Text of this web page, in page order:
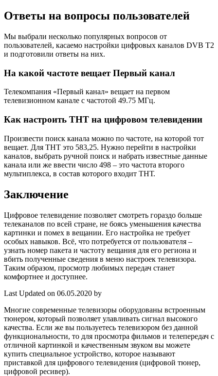
Ответы на вопросы пользователей
Мы выбрали несколько популярных вопросов от
пользователей, касаемо настройки цифровых каналов DVB T2
и подготовили ответы на них.
На какой частоте вещает Первый канал
Телекомпания «Первый канал» вещает на первом
телевизионном канале с частотой 49.75 МГц.
Как настроить ТНТ на цифровом телевидении
Произвести поиск канала можно по частоте, на которой тот
вещает. Для ТНТ это 583,25. Нужно перейти в настройки
каналов, выбрать ручной поиск и набрать известные данные
канала или же ввести число 498 – это частота второго
мультиплекса, в состав которого входит ТНТ.
Заключение
Цифровое телевидение позволяет смотреть гораздо больше
телеканалов по всей стране, не боясь уменьшения качества
картинки и помех в вещании. Его настройка не требует
особых навыков. Всё, что потребуется от пользователя –
узнать номер пакета и частоту вещания для его региона и
вбить полученные сведения в меню настроек телевизора.
Таким образом, просмотр любимых передач станет
комфортнее и доступнее.
Last Updated on 06.05.2020 by
Многие современные телевизоры оборудованы встроенным
тюнером, который позволяет улавливать сигнал высокого
качества. Если же вы пользуетесь телевизором без данной
функциональности, то для просмотра фильмов и телепередач с
отличной картинкой и качественным звуком вы можете
купить специальное устройство, которое называют
приставкой для цифрового телевидения (цифровой тюнер,
цифровой ресивер).